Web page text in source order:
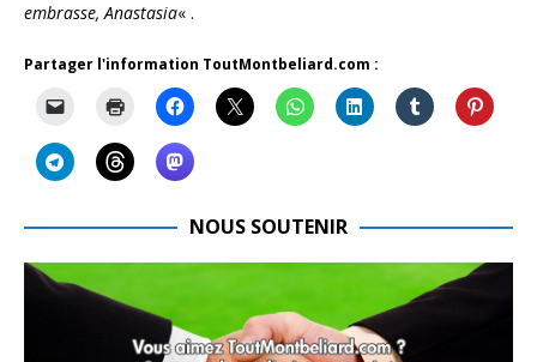
embrasse, Anastasia« .
Partager l'information ToutMontbeliard.com :
NOUS SOUTENIR